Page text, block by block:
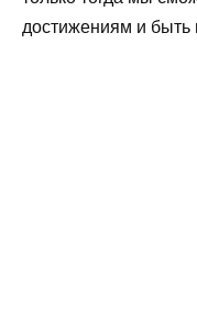
достижениям и